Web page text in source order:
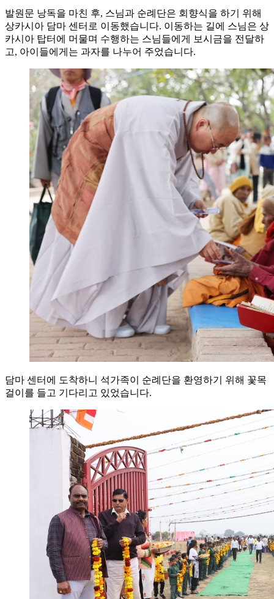
발원문 낭독을 마친 후, 스님과 순례단은 회향식을 하기 위해
상카시아 담마 센터로 이동했습니다. 이동하는 길에 스님은 상
카시아 탑터에 머물며 수행하는 스님들에게 보시금을 전달하
고, 아이들에게는 과자를 나누어 주었습니다.
담마 센터에 도착하니 석가족이 순례단을 환영하기 위해 꽃목
걸이를 들고 기다리고 있었습니다.